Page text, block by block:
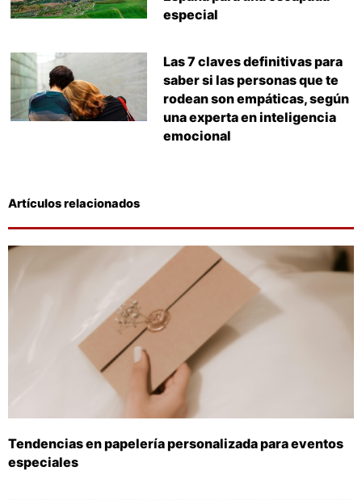
especial
Las 7 claves definitivas para
saber si las personas que te
rodean son empáticas, según
una experta en inteligencia
emocional
Artículos relacionados
Tendencias en papelería personalizada para eventos
especiales